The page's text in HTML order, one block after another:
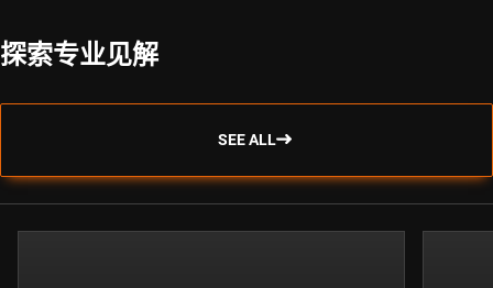
探索专业见解
SEE ALL